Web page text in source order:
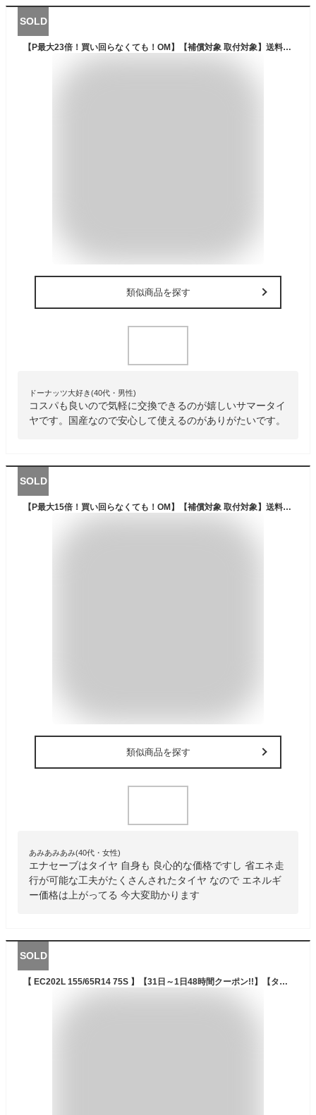
SOLD
【P最大23倍！買い回らなくても！OM】【補償対象 取付対象】送料無料 BluEarth-Es ES32 155/65R14 75S 4本セット 新品夏タイヤ ヨコハマ YOKOHAMA ブルーアース
類似商品を探す
ドーナッツ大好き(40代・男性)
コスパも良いので気軽に交換できるのが嬉しいサマータイ
ヤです。国産なので安心して使えるのがありがたいです。
SOLD
【P最大15倍！買い回らなくても！OM】【補償対象 取付対象】送料無料 ENASAVE EC204 155/65R14 75S 4本セット 新品夏タイヤ ダンロップ DUNLOP エナセーブ
類似商品を探す
あみあみあみ(40代・女性)
エナセーブはタイヤ 自身も 良心的な価格ですし 省エネ走
行が可能な工夫がたくさんされたタイヤ なので エネルギ
ー価格は上がってる 今大変助かります
SOLD
【 EC202L 155/65R14 75S 】【31日～1日48時間クーポン!!】【タイヤ交換対象】14インチ サマータイヤ 単品4本価格 ダンロップ夏タイヤ DUNLOP EC202L 155/65-14【送料無料】